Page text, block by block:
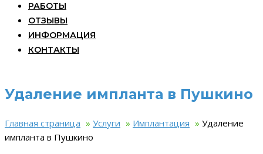
РАБОТЫ
ОТЗЫВЫ
ИНФОРМАЦИЯ
КОНТАКТЫ
Удаление импланта в Пушкино
Главная страница » Услуги » Имплантация » Удаление
импланта в Пушкино